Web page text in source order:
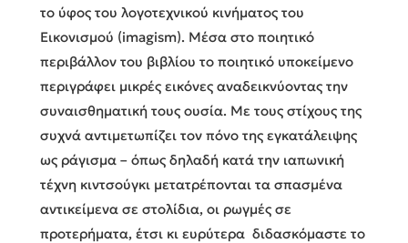
το ύφος του λογοτεχνικού κινήματος του
Εικονισμού (imagism). Μέσα στο ποιητικό
περιβάλλον του βιβλίου το ποιητικό υποκείμενο
περιγράφει μικρές εικόνες αναδεικνύοντας την
συναισθηματική τους ουσία. Με τους στίχους της
συχνά αντιμετωπίζει τον πόνο της εγκατάλειψης
ως ράγισμα – όπως δηλαδή κατά την ιαπωνική
τέχνη κιντσούγκι μετατρέπονται τα σπασμένα
αντικείμενα σε στολίδια, οι ρωγμές σε
προτερήματα, έτσι κι ευρύτερα διδασκόμαστε το